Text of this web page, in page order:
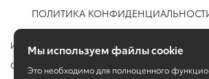
ПОЛИТИКА
Изменить настройку cookies
Сбросить cookie
Мы используем файлы cookie
Это необходимо для полноценного